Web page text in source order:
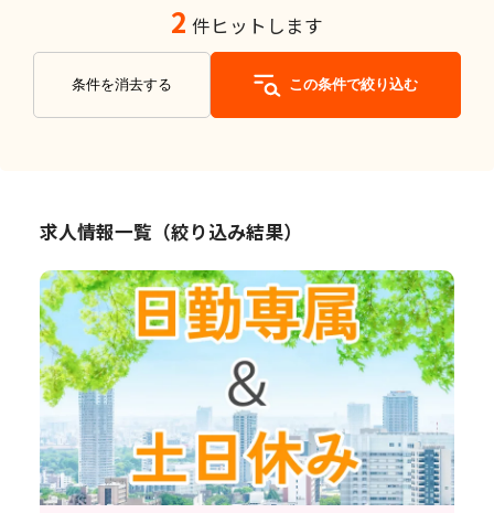
2 件ヒットします
条件を消去する この条件で絞り込む
求人情報一覧（絞り込み結果）